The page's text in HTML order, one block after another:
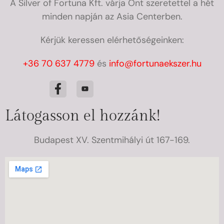
A Silver of Fortuna Kft. várja Önt szeretettel a hét
minden napján az Asia Centerben.
Kérjük keressen elérhetőségeinken:
+36 70 637 4779és info@fortunaekszer.hu
Látogasson el hozzánk!
Budapest XV. Szentmihályi út 167-169.